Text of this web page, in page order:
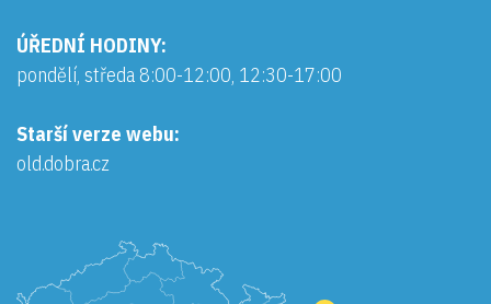
ÚŘEDNÍ HODINY:
pondělí, středa 8:00-12:00, 12:30-17:00
Starší verze webu:
old.dobra.cz